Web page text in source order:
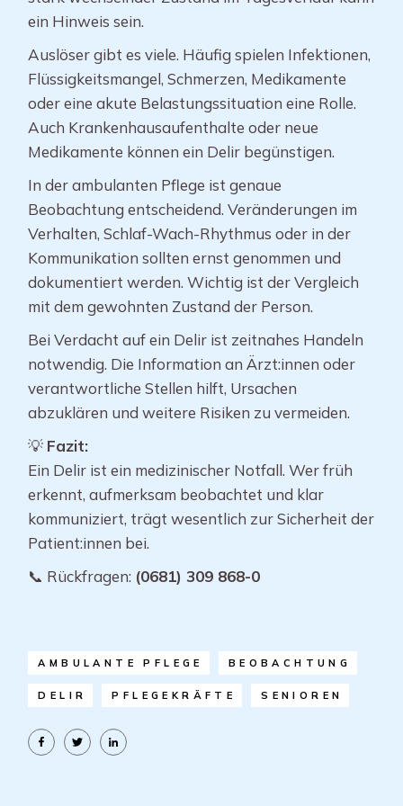
ein Hinweis sein.
Auslöser gibt es viele. Häufig spielen Infektionen,
Flüssigkeitsmangel, Schmerzen, Medikamente
oder eine akute Belastungssituation eine Rolle.
Auch Krankenhausaufenthalte oder neue
Medikamente können ein Delir begünstigen.
In der ambulanten Pflege ist genaue
Beobachtung entscheidend. Veränderungen im
Verhalten, Schlaf-Wach-Rhythmus oder in der
Kommunikation sollten ernst genommen und
dokumentiert werden. Wichtig ist der Vergleich
mit dem gewohnten Zustand der Person.
Bei Verdacht auf ein Delir ist zeitnahes Handeln
notwendig. Die Information an Ärzt:innen oder
verantwortliche Stellen hilft, Ursachen
abzuklären und weitere Risiken zu vermeiden.
💡 Fazit:
Ein Delir ist ein medizinischer Notfall. Wer früh
erkennt, aufmerksam beobachtet und klar
kommuniziert, trägt wesentlich zur Sicherheit der
Patient:innen bei.
📞 Rückfragen: (0681) 309 868-0
AMBULANTE PFLEGE BEOBACHTUNG
DELIR PFLEGEKRÄFTE SENIOREN